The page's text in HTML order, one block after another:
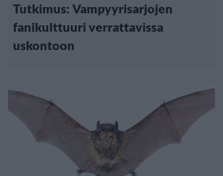
Tutkimus: Vampyyrisarjojen
fanikulttuuri verrattavissa
uskontoon